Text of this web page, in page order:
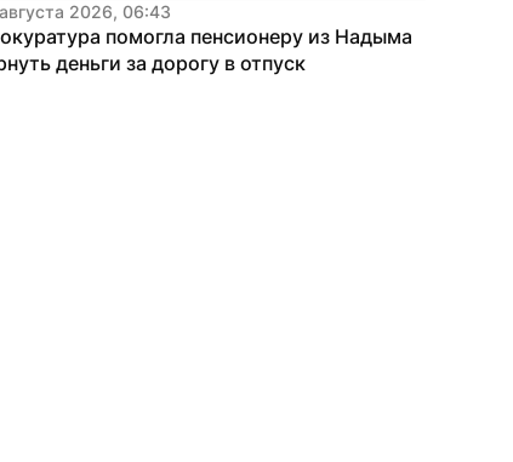
2026, 06:43
помогла пенсионеру из Надыма
деньги за дорогу в отпуск